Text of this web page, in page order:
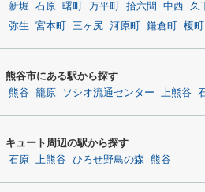
新堀 石原 曙町 万平町 拾六間 中西 久
弥生
宮本町 三ヶ尻 河原町 鎌倉町 榎町
熊谷市にある駅から探す
熊谷 籠原 ソシオ流通センター 上熊谷
キュート周辺の駅から探す
石原 上熊谷 ひろせ野鳥の森 熊谷